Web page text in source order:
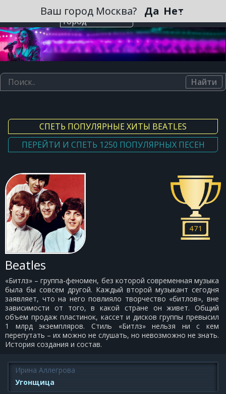
Выберите
город
Ваш город Москва? Да Нет
Найти
СПЕТЬ ПОПУЛЯРНЫЕ ХИТЫ BEATLES
ПЕРЕЙТИ И СПЕТЬ 1250 ПОПУЛЯРНЫХ ПЕСЕН
Beatles
«Битлз» – группа-феномен, без которой современная музыка
была бы совсем другой. Каждый второй музыкант сегодня
заявляет, что на него повлияло творчество «битлов», вне
зависимости от того, в какой стране он живет. Общий
объем продаж пластинок, кассет и дисков группы превысил
1 млрд экземпляров. Стиль «Битлз» нельзя ни с кем
перепутать – их можно не слушать, но невозможно не знать.
История создания и состав.
471
Ирина Аллегрова
Угонщица